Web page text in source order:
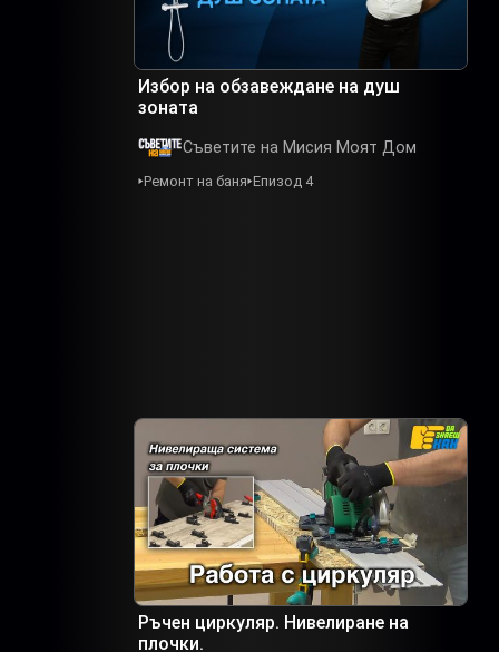
Избор на обзавеждане на душ
зоната
Съветите на Мисия Моят Дом
Ремонт на баня Епизод 4
Ръчен циркуляр. Нивелиране на
плочки.